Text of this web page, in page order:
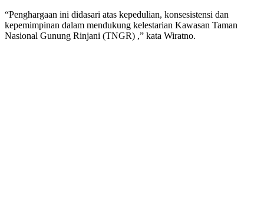
“Penghargaan ini didasari atas kepedulian, konsesistensi dan
kepemimpinan dalam mendukung kelestarian Kawasan Taman
Nasional Gunung Rinjani (TNGR) ,” kata Wiratno.